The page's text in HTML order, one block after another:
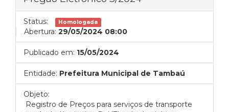
Status: Homologada
Abertura: 29/05/2024 08:00
Publicado em: 15/05/2024
Entidade: Prefeitura Municipal de Tambaú
Objeto:
Registro de Preços para serviços de transporte